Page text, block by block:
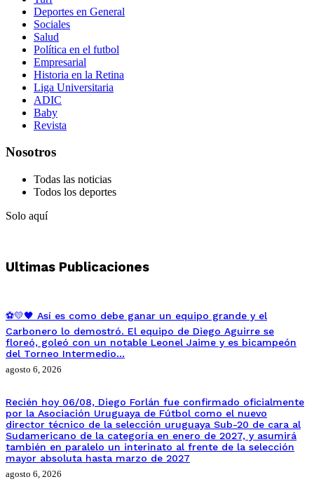
Deportes en General
Sociales
Salud
Política en el futbol
Empresarial
Historia en la Retina
Liga Universitaria
ADIC
Baby
Revista
Nosotros
Todas las noticias
Todos los deportes
Solo aquí
Ultimas Publicaciones
⚽💛🖤 Así es como debe ganar un equipo grande y el
Carbonero lo demostró. El equipo de Diego Aguirre se
floreó, goleó con un notable Leonel Jaime y es bicampeón
del Torneo Intermedio…
agosto 6, 2026
Recién hoy 06/08, Diego Forlán fue confirmado oficialmente
por la Asociación Uruguaya de Fútbol como el nuevo
director técnico de la selección uruguaya Sub-20 de cara al
Sudamericano de la categoría en enero de 2027, y asumirá
también en paralelo un interinato al frente de la selección
mayor absoluta hasta marzo de 2027
agosto 6, 2026